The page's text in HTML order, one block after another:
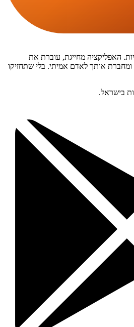
האפליקציה מחייגת, עוברת את
אותך לאדם אמיתי. בלי שתחזיקו
בישראל.